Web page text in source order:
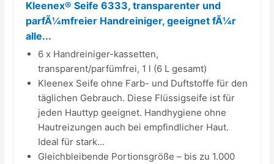
Kleenex® Seife 6333, transparenter und
parfÃ1⁄4mfreier Handreiniger, geeignet fÃ1⁄4r
alle...
6 x Handreiniger-kassetten,
transparent/parfümfrei, 1 l (6 L gesamt)
Kleenex Seife ohne Farb- und Duftstoffe für den
täglichen Gebrauch. Diese Flüssigseife ist für
jeden Hauttyp geeignet. Handhygiene ohne
Hautreizungen auch bei empfindlicher Haut.
Ideal für stark...
Gleichbleibende Portionsgröße – bis zu 1.000